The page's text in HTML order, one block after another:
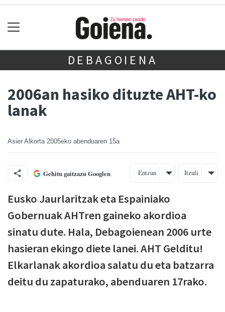
DEBAGOIENA
2006an hasiko dituzte AHT-ko
lanak
Asier Alkorta 2005eko abenduaren 15a
Gehitu gaitzazu Googlen Entzun Itzuli
Eusko Jaurlaritzak eta Espainiako
Gobernuak AHTren gaineko akordioa
sinatu dute. Hala, Debagoienean 2006 urte
hasieran ekingo diete lanei. AHT Gelditu!
Elkarlanak akordioa salatu du eta batzarra
deitu du zapaturako, abenduaren 17rako.